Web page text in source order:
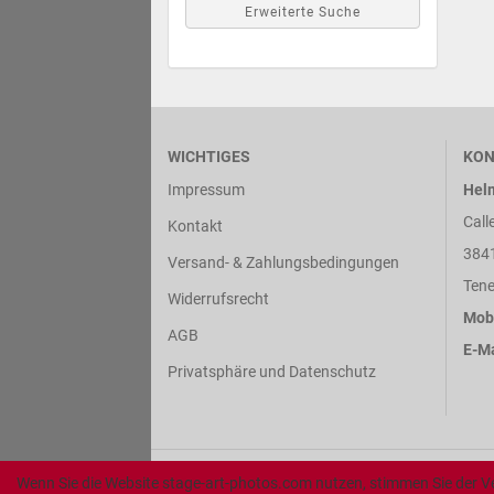
Wenn Sie die Website stage-art-photos.com nutzen, stimmen Sie der
Erweiterte Suche
WICHTIGES
Impressum
Kontakt
Versand- & Zahlungsbedingungen
Widerrufsrecht
AGB
Privatsphäre und Datenschutz
E-